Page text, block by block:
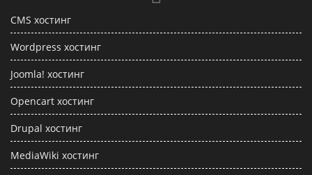
CMS хостинг
Wordpress хостинг
Joomla! хостинг
Opencart хостинг
Drupal хостинг
MediaWiki хостинг